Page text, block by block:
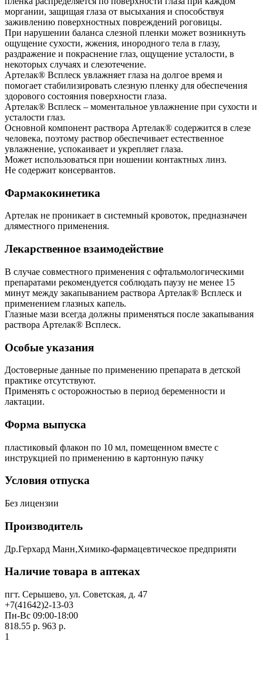
моргании, защищая глаза от высыхания и способствуя
заживлению поверхностных повреждений роговицы.
При нарушении баланса слезной пленки может возникнуть
ощущение сухости, жжения, инородного тела в глазу,
раздражение и покраснение глаз, ощущение усталости, в
некоторых случаях и слезотечение.
Артелак® Всплеск увлажняет глаза на долгое время и
помогает стабилизировать слезную пленку для обеспечения
здорового состояния поверхности глаза.
Артелак® Всплеск – моментальное увлажнение при сухости и
усталости глаз.
Основной компонент раствора Артелак® содержится в слезе
человека, поэтому раствор обеспечивает естественное
увлажнение, успокаивает и укрепляет глаза.
Может использоваться при ношении контактных линз.
Не содержит консервантов.
Фармакокинетика
Артелак не проникает в системный кровоток, предназначен
дляместного применения.
Лекарственное взаимодействие
В случае совместного применения с офтальмологическими
препаратами рекомендуется соблюдать паузу не менее 15
минут между закапыванием раствора Артелак® Всплеск и
применением глазных капель.
Глазные мази всегда должны применяться после закапывания
раствора Артелак® Всплеск.
Особые указания
Достоверные данные по применению препарата в детской
практике отсутствуют.
Применять с осторожностью в период беременности и
лактации.
Форма выпуска
пластиковый флакон по 10 мл, помещенном вместе с
инструкцией по применению в картонную пачку
Условия отпуска
Без лицензии
Производитель
Др.Герхард Манн,Химико-фармацевтическое предприяти
Наличие товара в аптеках
пгт. Серышево, ул. Советская, д. 47
+7(41642)2-13-03
Пн-Вс 09:00-18:00
818.55 р. 963 р.
1